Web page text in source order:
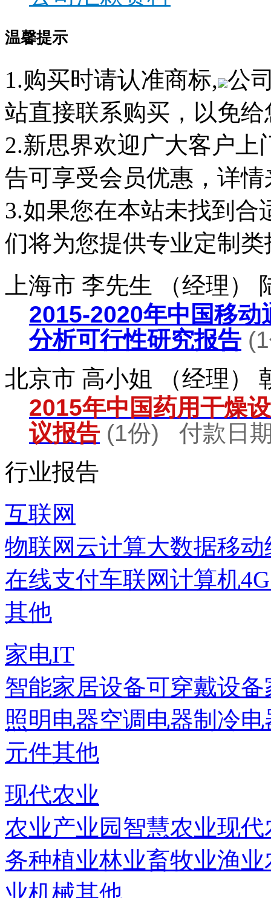
温馨提示
1.购买时请认准商标, 公
站直接联系购买，以免
2.新思界欢迎广大客户
告可享受会员优惠，详
3.如果您在本站未找到
们将为您提供专业定制类
上海市 李先生 （经理）
2015-2020年中国移
分析可行性研究报告(1
北京市 高小姐 （经理）
2015年中国药用干燥
议报告 (1份) 付款日
行业报告
互联网
物联网 云计算大数据移动
在线支付车联网计算机
其他
家电IT
智能家居设备可穿戴设备
照明电器空调电器制冷电
元件其他
现代农业
农业产业园智慧农业现代
务种植业林业畜牧业渔业